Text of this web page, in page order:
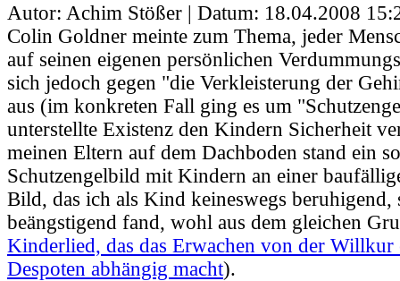
Autor: Achim Stößer | Datum: 18.04.2008
Colin Goldner meinte zum Thema, jeder
auf seinen eigenen persönlichen
sich jedoch gegen "die Verkleisterung der
aus (im konkreten Fall ging es um
unterstellte Existenz den Kindern Sicherheit
meinen Eltern auf dem Dachboden stand ein
Schutzengelbild mit Kindern an einer
Bild, das ich als Kind keineswegs beruhigend,
beängstigend fand, wohl aus dem gleichen
Kinderlied, das das Erwachen von der Willkur
Despoten abhängig macht).